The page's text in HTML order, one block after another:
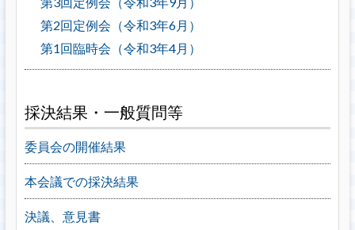
第2回定例会（令和3年6月）
第1回臨時会（令和3年4月）
採決結果・一般質問等
委員会の開催結果
本会議での採決結果
決議、意見書